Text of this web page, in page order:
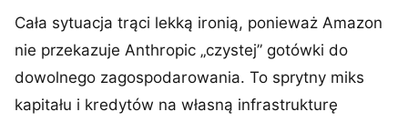
Cała sytuacja trąci lekką ironią, ponieważ Amazon
nie przekazuje Anthropic „czystej” gotówki do
dowolnego zagospodarowania. To sprytny miks
kapitału i kredytów na własną infrastrukturę